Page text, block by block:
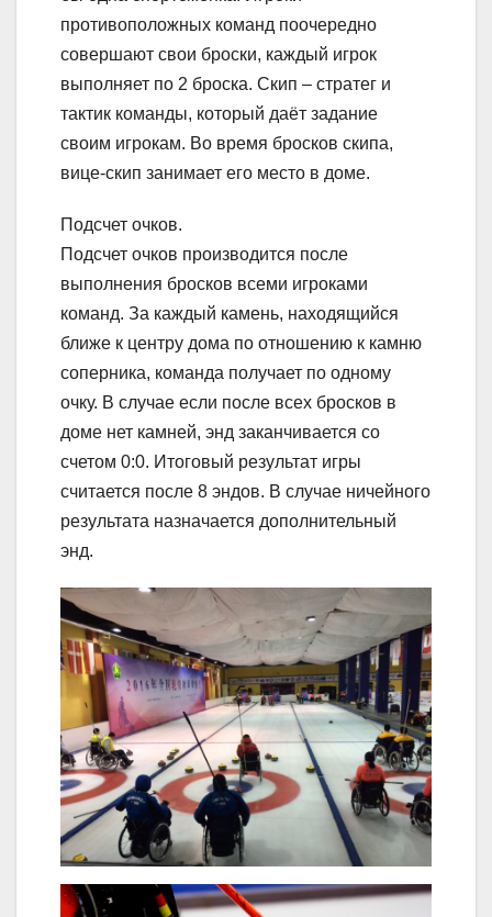
противоположных команд поочередно
совершают свои броски, каждый игрок
выполняет по 2 броска. Скип – стратег и
тактик команды, который даёт задание
своим игрокам. Во время бросков скипа,
вице-скип занимает его место в доме.
Подсчет очков.
Подсчет очков производится после
выполнения бросков всеми игроками
команд. За каждый камень, находящийся
ближе к центру дома по отношению к камню
соперника, команда получает по одному
очку. В случае если после всех бросков в
доме нет камней, энд заканчивается со
счетом 0:0. Итоговый результат игры
считается после 8 эндов. В случае ничейного
результата назначается дополнительный
энд.